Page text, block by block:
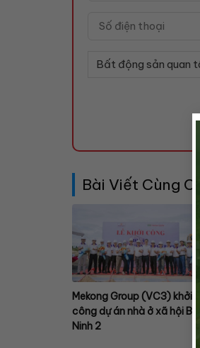
Bài Viết Cùng
Mekong Group (VC3) khởi
công dự án nhà ở xã hội Bảo
Ninh 2